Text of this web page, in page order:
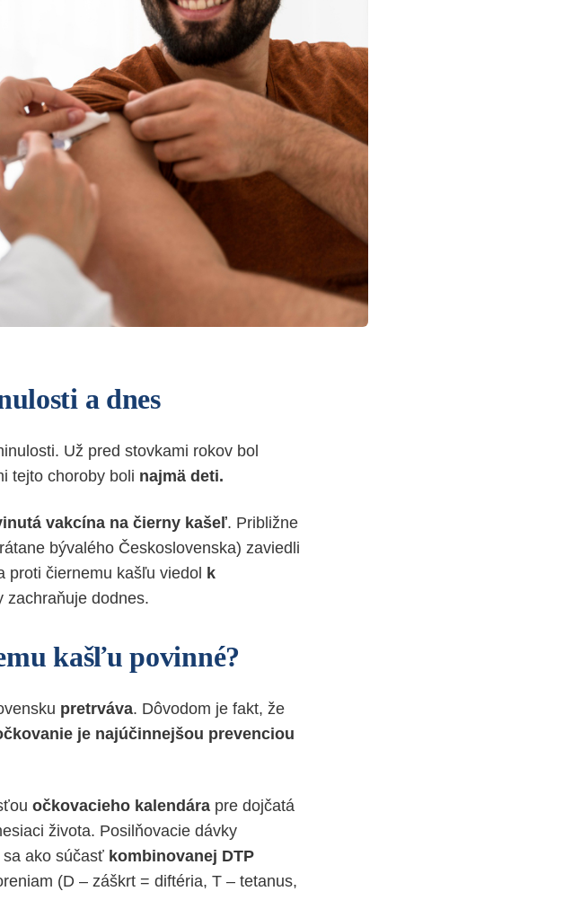
a dnes
Už pred stovkami rokov bol
tejto choroby boli najmä deti.
vakcína na čierny kašeľ. Približne
bývalého Československa) zaviedli
proti čiernemu kašľu viedol
k
zachraňuje dodnes.
kašľu povinné?
pretrváva. Dôvodom je fakt, že
je najúčinnejšou prevenciou
očkovacieho kalendára pre dojčatá
života. Posilňovacie dávky
sa ako súčasť kombinovanej DTP
(D – záškrt = diftéria, T – tetanus,